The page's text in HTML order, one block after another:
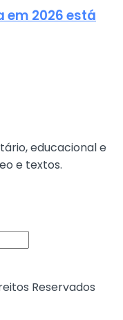
em 2026 está
educacional e
e textos.
Reservados